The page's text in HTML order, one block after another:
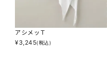
アシメッＴ
¥3,245(税込)